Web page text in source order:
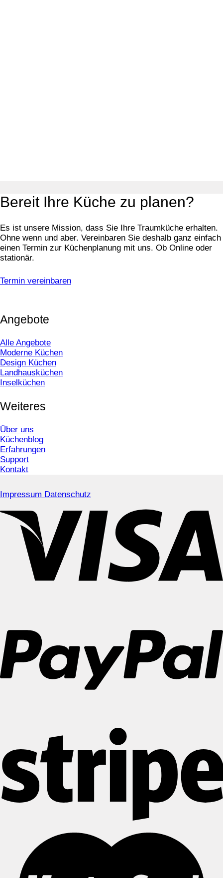
Bereit Ihre Küche zu planen?
Es ist unsere Mission, dass Sie Ihre Traumküche erhalten.
Ohne wenn und aber. Vereinbaren Sie deshalb ganz einfach
einen Termin zur Küchenplanung mit uns. Ob Online oder
stationär.
Termin vereinbaren
Angebote
Alle Angebote
Moderne Küchen
Design Küchen
Landhausküchen
Inselküchen
Weiteres
Über uns
Küchenblog
Erfahrungen
Support
Kontakt
Impressum Datenschutz